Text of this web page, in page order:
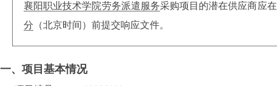
襄阳职业技术学院劳务派遣服务采购项目的潜在供应商应在
分 （北京时间）前提交响应文件。
一、项目基本情况